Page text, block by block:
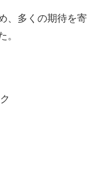
、多くの期待を寄
。